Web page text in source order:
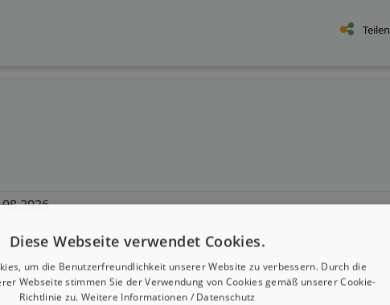
Teilen
Gehalt
Diese Webseite verwendet Cookies.
um die Benutzerfreundlichkeit unserer Website zu verbessern. Durch die
Webseite stimmen Sie der Verwendung von Cookies gemäß unserer Cookie-
Richtlinie zu. Weitere Informationen / Datenschutz